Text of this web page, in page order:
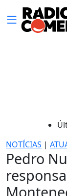
NOTÍCIAS |
Pedro